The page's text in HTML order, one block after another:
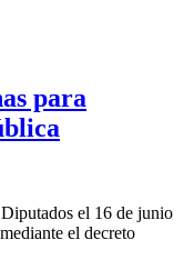
para
el 16 de junio
el decreto